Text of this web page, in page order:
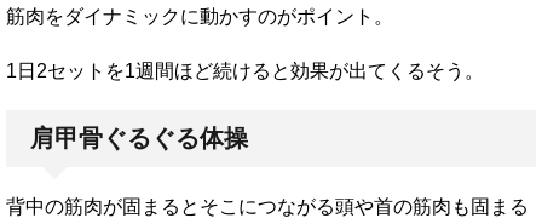
筋肉をダイナミックに動かすのがポイント。
1日2セットを1週間ほど続けると効果が出てくるそう。
肩甲骨ぐるぐる体操
背中の筋肉が固まるとそこにつながる頭や首の筋肉も固まる